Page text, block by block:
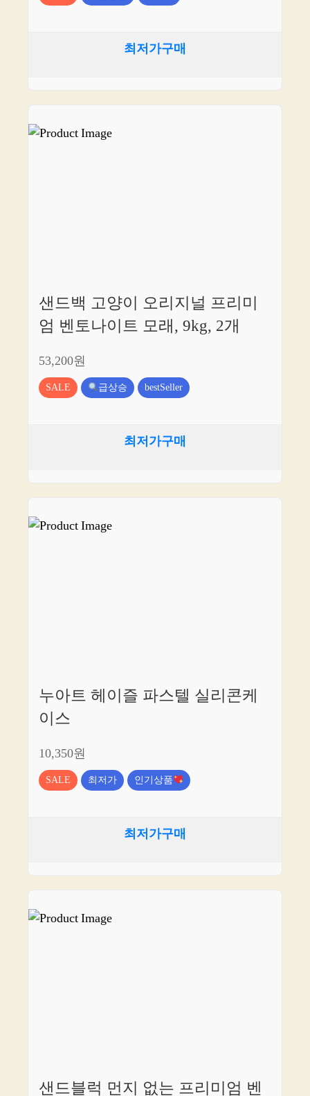
최저가구매
샌드백 고양이 오리지널 프리미
엄 벤토나이트 모래, 9kg, 2개
53,200원
SALE 급상승 bestSeller
최저가구매
누아트 헤이즐 파스텔 실리콘케
이스
10,350원
SALE 최저가 인기상품
최저가구매
샌드블럭 먼지 없는 프리미엄 벤